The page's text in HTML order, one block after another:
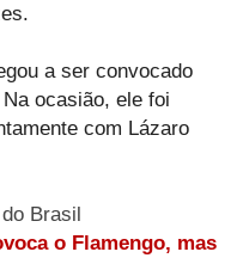
a ser convocado
ocasião, ele foi
com Lázaro
Brasil
o Flamengo, mas